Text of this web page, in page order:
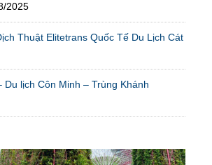
2025
Thuật Elitetrans Quốc Tế Du Lịch Cát
Du lịch Côn Minh – Trùng Khánh